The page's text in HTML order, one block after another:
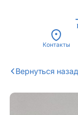
Контакты